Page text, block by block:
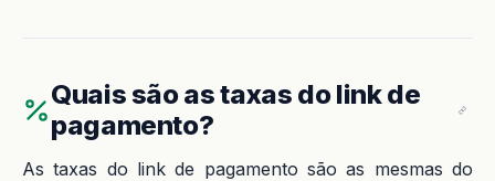
Quais são as taxas do link de
pagamento?
As taxas do link de pagamento são as mesmas do